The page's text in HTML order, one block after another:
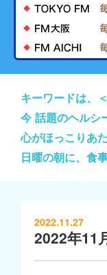
キーワードは、
今 話題のヘルシ
心がほっこりあ
日曜の朝に、食
2022.11.27
2022年11